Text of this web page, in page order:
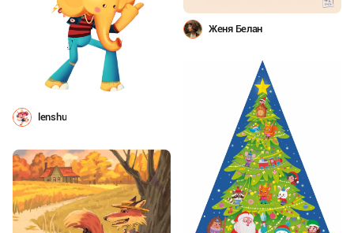
Женя Белан
lenshu